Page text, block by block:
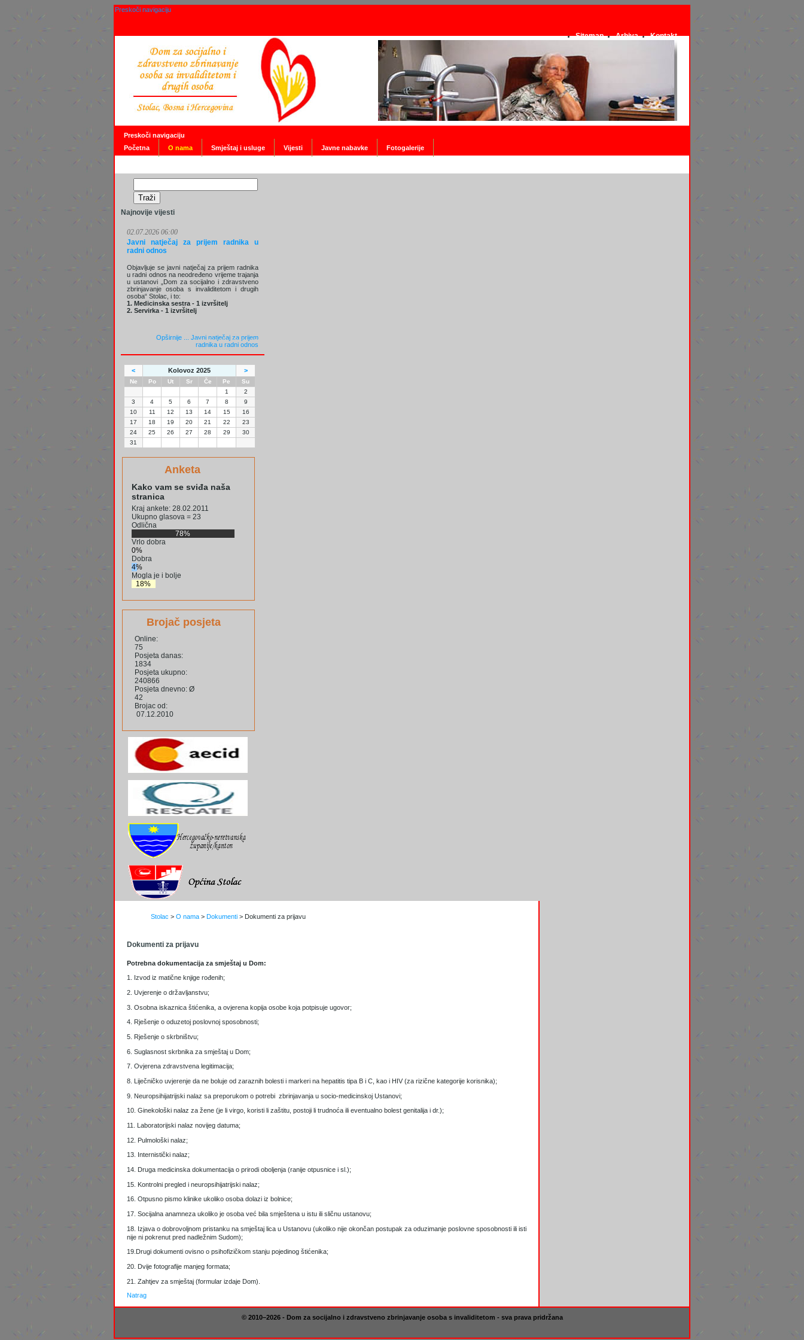
Preskoči navigaciju
Kontakt
Arhiva
Sitemap
Preskoči navigaciju
Početna
O nama Smještaj i usluge Vijesti Javne nabavke Fotogalerije
Najnovije vijesti
02.07.2026 06:00
Javni natječaj za prijem radnika u
radni odnos
Objavljuje se javni natječaj za prijem radnika
u radni odnos na neodređeno vrijeme trajanja
u ustanovi „Dom za socijalno i zdravstveno
zbrinjavanje osoba s invaliditetom i drugih
osoba“ Stolac, i to:
1. Medicinska sestra - 1 izvršitelj
2. Servirka - 1 izvršitelj
Opširnije ... Javni natječaj za prijem
radnika u radni odnos
< Kolovoz 2025 >
Ne Po Ut Sr Če Pe
Su
1
2
3
4 5 6 7 8
9
10
11 12 13 14 15
16
17
18 19 20 21 22
23
24
25 26 27 28 29
30
31
Anketa
Kako vam se sviđa naša
stranica
Kraj ankete: 28.02.2011
Ukupno glasova = 23
Odlična
78%
Vrlo dobra
0%
Dobra
4%
Mogla je i bolje
18%
Brojač posjeta
Online:
75
Posjeta danas:
1834
Posjeta ukupno:
240866
Posjeta dnevno: Ø
42
Brojac od:
07.12.2010
Stolac > O nama > Dokumenti > Dokumenti za prijavu
Dokumenti za prijavu
Potrebna dokumentacija za smještaj u Dom:
1. Izvod iz matične knjige rođenih;
2. Uvjerenje o državljanstvu;
3. Osobna iskaznica štićenika, a ovjerena kopija osobe koja potpisuje ugovor;
4. Rješenje o oduzetoj poslovnoj sposobnosti;
5. Rješenje o skrbništvu;
6. Suglasnost skrbnika za smještaj u Dom;
7. Ovjerena zdravstvena legitimacija;
8. Liječničko uvjerenje da ne boluje od zaraznih bolesti i markeri na hepatitis tipa B i C, kao i HIV (za rizične kategorije korisnika);
9. Neuropsihijatrijski nalaz sa preporukom o potrebi zbrinjavanja u socio-medicinskoj Ustanovi;
10. Ginekološki nalaz za žene (je li virgo, koristi li zaštitu, postoji li trudnoća ili eventualno bolest genitalija i dr.);
11. Laboratorijski nalaz novijeg datuma;
12. Pulmološki nalaz;
13. Internistički nalaz;
14. Druga medicinska dokumentacija o prirodi oboljenja (ranije otpusnice i sl.);
15. Kontrolni pregled i neuropsihijatrijski nalaz;
16. Otpusno pismo klinike ukoliko osoba dolazi iz bolnice;
17. Socijalna anamneza ukoliko je osoba već bila smještena u istu ili sličnu ustanovu;
18. Izjava o dobrovoljnom pristanku na smještaj lica u Ustanovu (ukoliko nije okončan postupak za oduzimanje poslovne sposobnosti ili isti
nije ni pokrenut pred nadležnim Sudom);
19.Drugi dokumenti ovisno o psihofizičkom stanju pojedinog štićenika;
20. Dvije fotografije manjeg formata;
21. Zahtjev za smještaj (formular izdaje Dom).
Natrag
© 2010–2026 - Dom za socijalno i zdravstveno zbrinjavanje osoba s invaliditetom - sva prava pridržana